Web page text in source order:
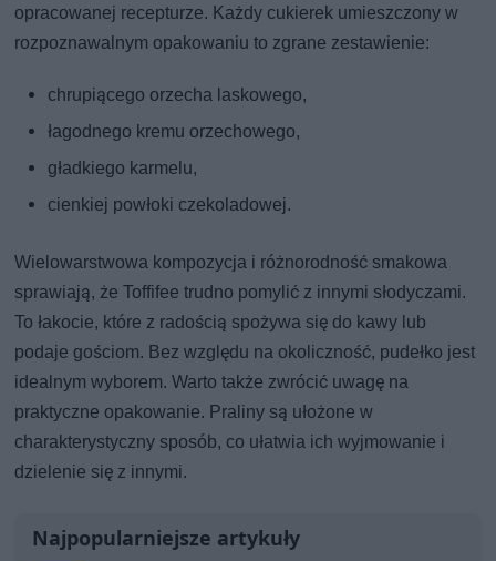
opracowanej recepturze. Każdy cukierek umieszczony w
rozpoznawalnym opakowaniu to zgrane zestawienie:
chrupiącego orzecha laskowego,
łagodnego kremu orzechowego,
gładkiego karmelu,
cienkiej powłoki czekoladowej.
Wielowarstwowa kompozycja i różnorodność smakowa
sprawiają, że Toffifee trudno pomylić z innymi słodyczami.
To łakocie, które z radością spożywa się do kawy lub
podaje gościom. Bez względu na okoliczność, pudełko jest
idealnym wyborem. Warto także zwrócić uwagę na
praktyczne opakowanie. Praliny są ułożone w
charakterystyczny sposób, co ułatwia ich wyjmowanie i
dzielenie się z innymi.
Najpopularniejsze artykuły